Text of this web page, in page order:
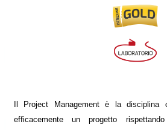
Il Project Management è la disciplina
efficacemente un progetto